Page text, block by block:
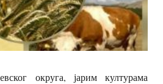
округа, јарим културама